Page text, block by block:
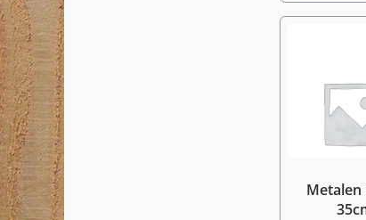
Metalen